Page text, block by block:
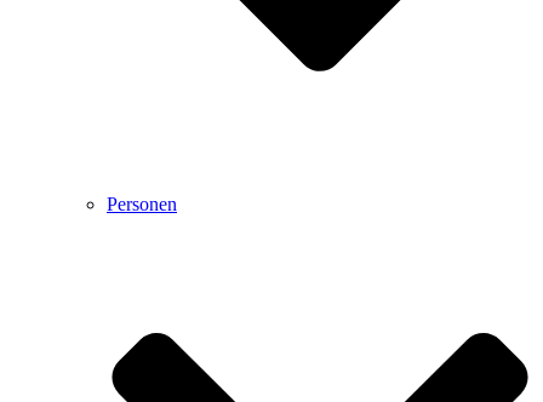
Personen